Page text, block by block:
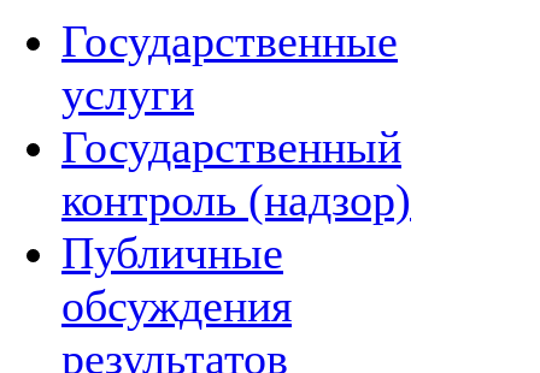
Государственные
услуги
Государственный
контроль (надзор)
Публичные
обсуждения
результатов